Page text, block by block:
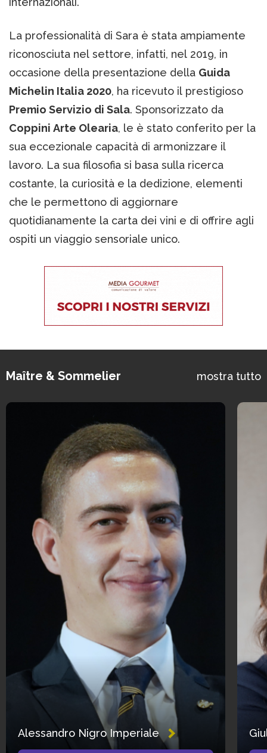
La professionalità di Sara è stata ampiamente
riconosciuta nel settore, infatti, nel 2019, in
occasione della presentazione della Guida
Michelin Italia 2020, ha ricevuto il prestigioso
Premio Servizio di Sala. Sponsorizzato da
Coppini Arte Olearia, le è stato conferito per la
sua eccezionale capacità di armonizzare il
lavoro. La sua filosofia si basa sulla ricerca
costante, la curiosità e la dedizione, elementi
che le permettono di aggiornare
quotidianamente la carta dei vini e di offrire agli
ospiti un viaggio sensoriale unico.
Maître & Sommelier mostra tutto
Alessandro Nigro Imperiale